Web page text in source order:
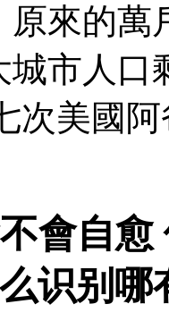
來的萬
城市人
次美國
會自
识别哪